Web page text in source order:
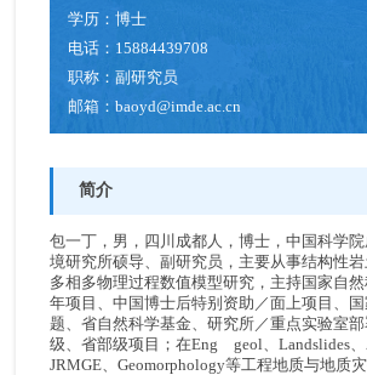
学历：博士
电话： 15884439708
职称：副研究员
邮箱：baoyd@imde.ac.cn
简介
包一丁，男，四川成都人，博士，中国科学
境研究所硕导、副研究员，主要从事结构性
多相多物理过程数值模型研究，主持国家自
年项目、中国博士后特别资助／面上项目、
题、省自然科学基金、研究所／重点实验室
级、省部级项目；在Eng geol、Landslides
JRMGE、Geomorphology等工程地质与地质